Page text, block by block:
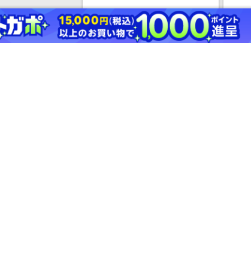
￥7,150
1.5%